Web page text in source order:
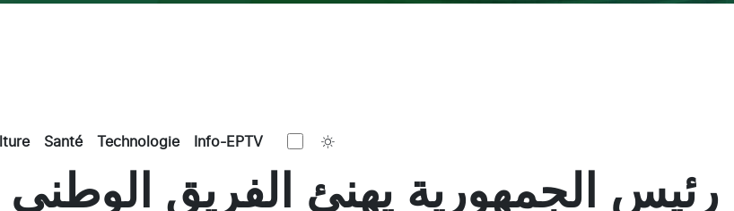
Santé Technologie Info-EPTV
رئيس الجمهورية يهنئ الفريق الوطني